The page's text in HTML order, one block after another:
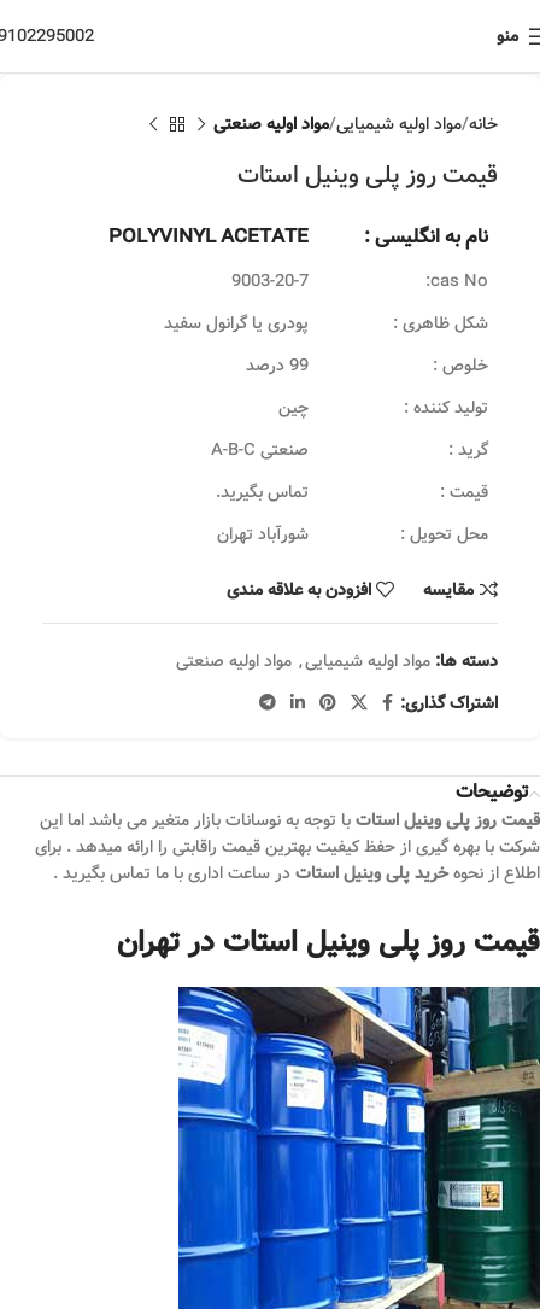
منو
خانه مواد اولیه شیمیایی مواد اولیه صنعتی
قیمت روز پلی وینیل استات
نام به انگلیسی : POLYVINYL ACETATE
cas No:
9003-20-7
شکل ظاهری :
پودری یا گرانول سفید
خلوص :
99 درصد
تولید کننده :
چین
گرید :
صنعتی A-B-C
قیمت :
تماس بگیرید.
محل تحویل :
شورآباد تهران
مقایسه افزودن به علاقه مندی
دسته ها: مواد اولیه شیمیایی, مواد اولیه صنعتی
اشتراک گذاری:
توضیحات
قیمت روز پلی وینیل استاتبا توجه به نوسانات بازار متغیر می باشد اما این
شرکت با بهره گیری از حفظ کیفیت بهترین قیمت راقابتی را ارائه میدهد . برای
اطلاع از نحوهخرید پلی وینیل استاتدر ساعت اداری با ما تماس بگیرید .
قیمت روز پلی وینیل استات در تهران